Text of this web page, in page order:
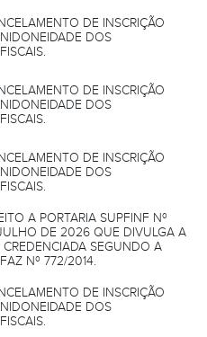
DE INSCRIÇÃO
DOS
DE INSCRIÇÃO
DOS
DE INSCRIÇÃO
DOS
A PORTARIA SUPFINF Nº
DE 2026 QUE DIVULGA A
CREDENCIADA SEGUNDO A
Nº 772/2014.
DE INSCRIÇÃO
DOS